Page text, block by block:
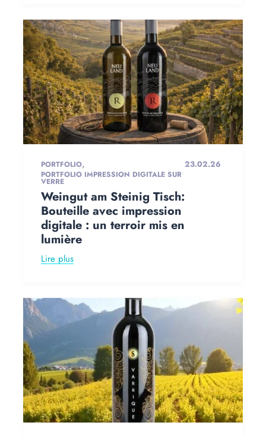
PORTFOLIO,
PORTFOLIO IMPRESSION DIGITALE SUR
VERRE
23.02.26
Weingut am Steinig Tisch:
Bouteille avec impression
digitale : un terroir mis en
lumière
Lire plus